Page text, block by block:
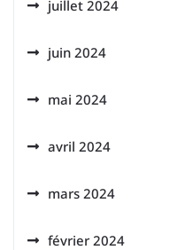
juillet 2024
juin 2024
mai 2024
avril 2024
mars 2024
février 2024